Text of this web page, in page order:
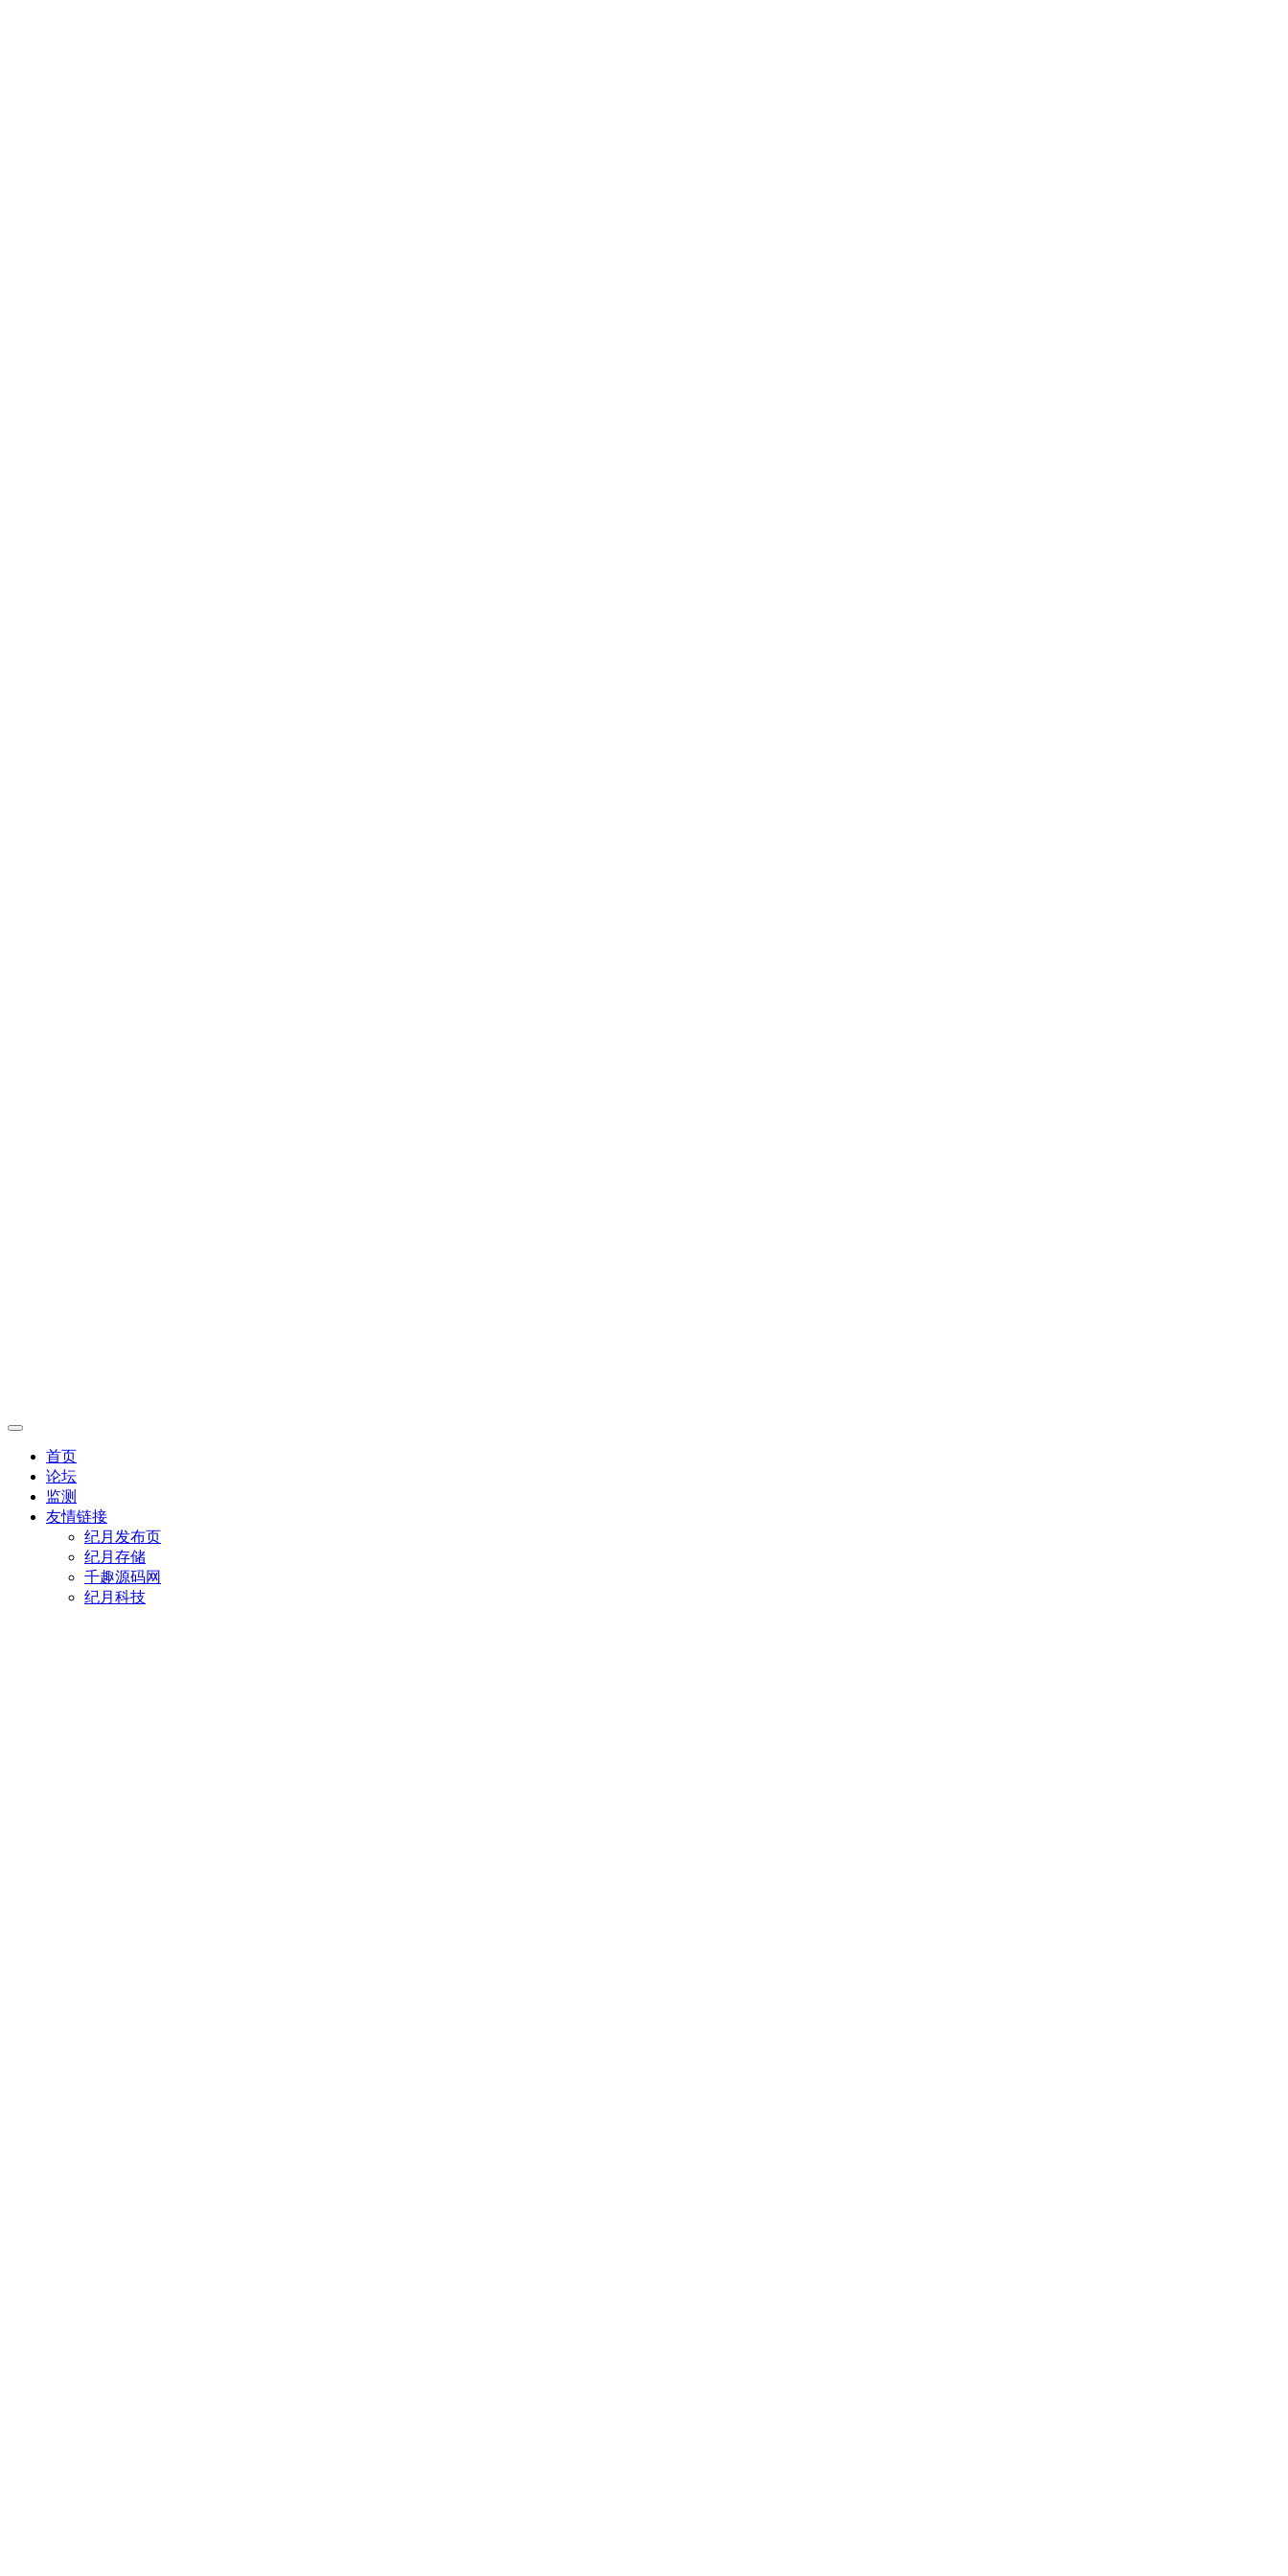
首页
论坛
监测
友情链接
纪月发布页
纪月存储
千趣源码网
纪月科技